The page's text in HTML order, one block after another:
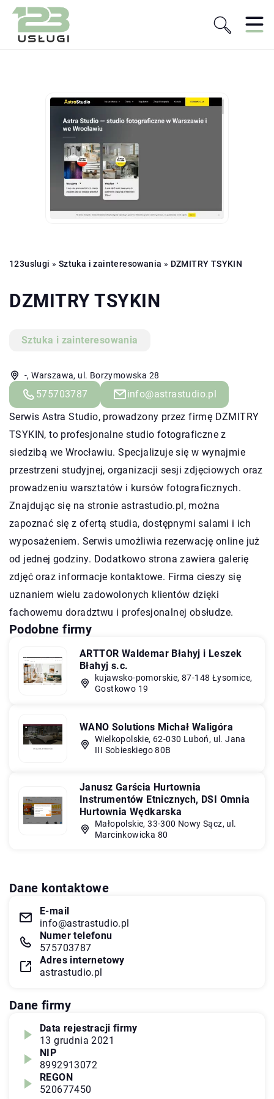
123uslugi » Sztuka i zainteresowania » DZMITRY TSYKIN
DZMITRY TSYKIN
Sztuka i zainteresowania
-, Warszawa, ul. Borzymowska 28
575703787
info@astrastudio.pl
Serwis Astra Studio, prowadzony przez firmę DZMITRY
TSYKIN, to profesjonalne studio fotograficzne z
siedzibą we Wrocławiu. Specjalizuje się w wynajmie
przestrzeni studyjnej, organizacji sesji zdjęciowych oraz
prowadzeniu warsztatów i kursów fotograficznych.
Znajdując się na stronie astrastudio.pl, można
zapoznać się z ofertą studia, dostępnymi salami i ich
wyposażeniem. Serwis umożliwia rezerwację online już
od jednej godziny. Dodatkowo strona zawiera galerię
zdjęć oraz informacje kontaktowe. Firma cieszy się
uznaniem wielu zadowolonych klientów dzięki
fachowemu doradztwu i profesjonalnej obsłudze.
Podobne firmy
ARTTOR Waldemar Błahyj i Leszek
Błahyj s.c.
kujawsko-pomorskie, 87-148 Łysomice,
Gostkowo 19
WANO Solutions Michał Waligóra
Wielkopolskie, 62-030 Luboń, ul. Jana
III Sobieskiego 80B
Janusz Garścia Hurtownia
Instrumentów Etnicznych, DSI Omnia
Hurtownia Wędkarska
Małopolskie, 33-300 Nowy Sącz, ul.
Marcinkowicka 80
Dane kontaktowe
E-mail
info@astrastudio.pl
Numer telefonu
575703787
Adres internetowy
astrastudio.pl
Dane firmy
Data rejestracji firmy
13 grudnia 2021
NIP
8992913072
REGON
520677450